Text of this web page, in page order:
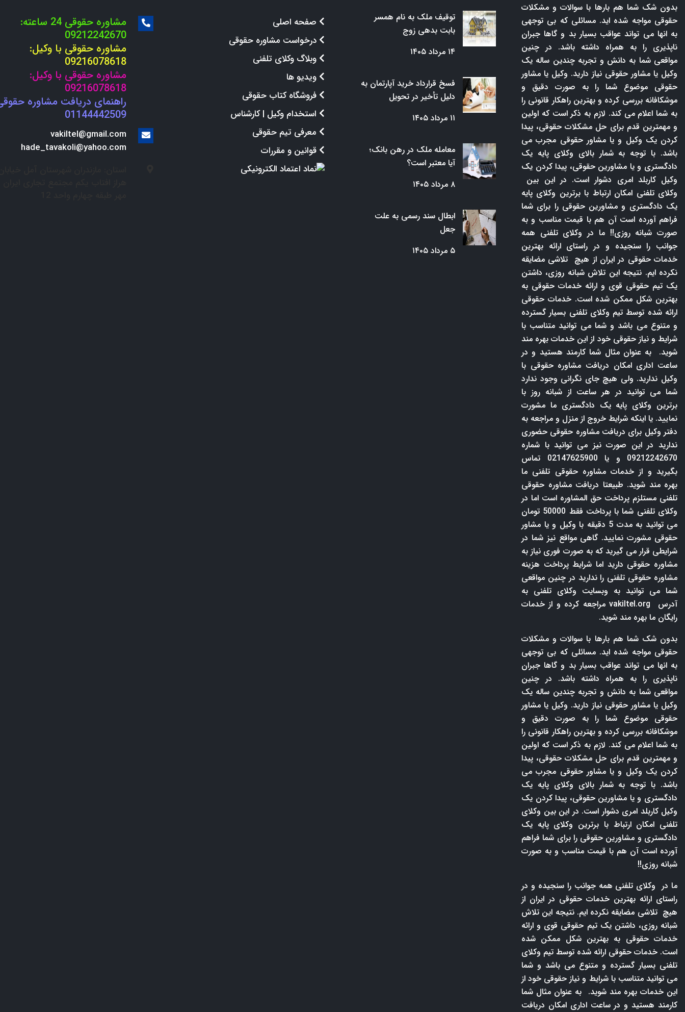
بدون شک شما هم بارها با سوالات و مشکلات
حقوقی مواجه شده اید. مسائلی که بی توجهی
به انها می تواند عواقب بسیار بد و گاها جبران
ناپذیری را به همراه داشته باشد. در چنین
مواقعی شما به دانش و تجربه چندین ساله یک
وکیل یا مشاور حقوقی نیاز دارید. وکیل یا مشاور
حقوقی موضوع شما را به صورت دقیق و
موشکافانه بررسی کرده و بهترین راهکار قانونی را
به شما اعلام می کند. لازم به ذکر است که اولین
و مهمترین قدم برای حل مشکلات حقوقی، پیدا
کردن یک وکیل و یا مشاور حقوقی مجرب می
باشد. با توجه به شمار بالای وکلای پایه یک
دادگستری و یا مشاورین حقوقی، پیدا کردن یک
وکیل کاربلد امری دشوار است. در این بین
وکلای تلفنی امکان ارتباط با برترین وکلای پایه
یک دادگستری و مشاورین حقوقی را برای شما
فراهم آورده است آن هم با قیمت مناسب و به
صورت شبانه روزی!! ما در وکلای تلفنی همه
جوانب را سنجیده و در راستای ارائه بهترین
خدمات حقوقی در ایران از هیچ تلاشی مضایقه
نکرده ایم. نتیجه این تلاش شبانه روزی، داشتن
یک تیم حقوقی قوی و ارائه خدمات حقوقی به
بهترین شکل ممکن شده است. خدمات حقوقی
ارائه شده توسط تیم وکلای تلفنی بسیار گسترده
و متنوع می باشد و شما می توانید متناسب با
شرایط و نیاز حقوقی خود از این خدمات بهره مند
شوید. به عنوان مثال شما کارمند هستید و در
ساعت اداری امکان دریافت مشاوره حقوقی با
وکیل ندارید. ولی هیچ جای نگرانی وجود ندارد
شما می توانید در هر ساعت از شبانه روز با
برترین وکلای پایه یک دادگستری ما مشورت
نمایید. یا اینکه شرایط خروج از منزل و مراجعه به
دفتر وکیل برای دریافت مشاوره حقوقی حضوری
ندارید در این صورت نیز می توانید با شماره
09212242670 و یا 02147625900 تماس
بگیرید و از خدمات مشاوره حقوقی تلفنی ما
بهره مند شوید. طبیعتا دریافت مشاوره حقوقی
تلفنی مستلزم پرداخت حق المشاوره است اما در
وکلای تلفنی شما با پرداخت فقط 50000 تومان
می توانید به مدت 5 دقیقه با وکیل و یا مشاور
حقوقی مشورت نمایید. گاهی مواقع نیز شما در
شرایطی قرار می گیرید که به صورت فوری نیاز به
مشاوره حقوقی دارید اما شرایط پرداخت هزینه
مشاوره حقوقی تلفنی را ندارید در چنین مواقعی
شما می توانید به وبسایت وکلای تلفنی به
آدرس
vakiltel.orgمراجعه کرده و از خدمات
رایگان ما بهره مند شوید.
بدون شک شما هم بارها با سوالات و مشکلات
حقوقی مواجه شده اید. مسائلی که بی توجهی
به انها می تواند عواقب بسیار بد و گاها جبران
ناپذیری را به همراه داشته باشد. در چنین
مواقعی شما به دانش و تجربه چندین ساله یک
وکیل یا مشاور حقوقی نیاز دارید. وکیل یا مشاور
حقوقی موضوع شما را به صورت دقیق و
موشکافانه بررسی کرده و بهترین راهکار قانونی را
به شما اعلام می کند. لازم به ذکر است که اولین
و مهمترین قدم برای حل مشکلات حقوقی، پیدا
کردن یک وکیل و یا مشاور حقوقی مجرب می
باشد. با توجه به شمار بالای وکلای پایه یک
دادگستری و یا مشاورین حقوقی، پیدا کردن یک
وکیل کاربلد امری دشوار است. در این بین وکلای
تلفنی امکان ارتباط با برترین وکلای پایه یک
دادگستری و مشاورین حقوقی را برای شما فراهم
آورده است آن هم با قیمت مناسب و به صورت
شبانه روزی!!
ما در وکلای تلفنی همه جوانب را سنجیده و در
راستای ارائه بهترین خدمات حقوقی در ایران از
هیچ تلاشی مضایقه نکرده ایم. نتیجه این تلاش
شبانه روزی، داشتن یک تیم حقوقی قوی و ارائه
خدمات حقوقی به بهترین شکل ممکن شده
است. خدمات حقوقی ارائه شده توسط تیم وکلای
تلفنی بسیار گسترده و متنوع می باشد و شما
می توانید متناسب با شرایط و نیاز حقوقی خود از
این خدمات بهره مند شوید. به عنوان مثال شما
کارمند هستید و در ساعت اداری امکان دریافت
توقیف ملک به نام همسر
بابت بدهی زوج
۱۴ مرداد ۱۴۰۵
فسخ قرارداد خرید آپارتمان به
دلیل تأخیر در تحویل
۱۱ مرداد ۱۴۰۵
معامله ملک در رهن بانک؛
آیا معتبر است؟
۸ مرداد ۱۴۰۵
ابطال سند رسمی به علت
جعل
۵ مرداد ۱۴۰۵
صفحه اصلی
درخواست مشاوره حقوقی
وبلاگ وکلای تلفنی
ویدیو ها
فروشگاه کتاب حقوقی
استخدام وکیل | کارشناس
معرفی تیم حقوقی
قوانین و مقررات
مشاوره حقوقی 24 ساعته:
09212242670
مشاوره حقوقی با وکیل:
09216078618
مشاوره حقوقی با وکیل:
09216078618
راهنمای دریافت مشاوره
01144442509
vakiltel@gmail.com
hade_tavakoli@yahoo.com